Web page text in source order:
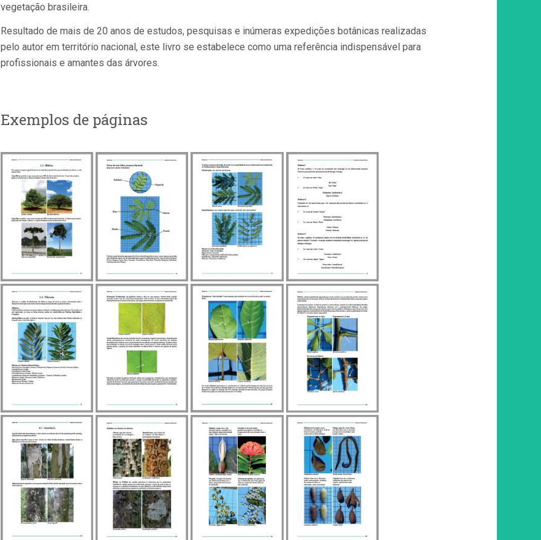
vegetação brasileira.​
Resultado de mais de 20 anos de estudos, pesquisas e inúmeras expedições botânicas realizadas
pelo autor em território nacional, este livro se estabelece como uma referência indispensável para
profissionais e amantes das árvores.
Exemplos de páginas